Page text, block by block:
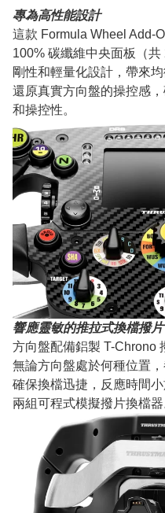
專為高性能設計
這款 Formula Wheel Add-
100% 碳纖維中央面板（
剛性和輕量化設計，帶來
還原真實方向盤的操控感
和操控性。
響應靈敏的推拉式換檔撥片
方向盤配備鋁製 T-Chrono
無論方向盤處於何種位置
確保換檔迅捷，反應時間
兩組可程式模擬撥片換檔器